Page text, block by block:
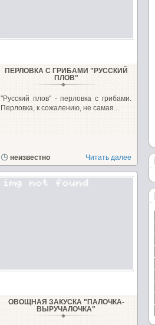
ПЕРЛОВКА С ГРИБАМИ "РУССКИЙ
ПЛОВ"
"Русский плов" - перловка с грибами.
Перловка, к сожалению, не самая...
неизвестно Читать далее
ОВОЩНАЯ ЗАКУСКА "ПАЛОЧКА-
ВЫРУЧАЛОЧКА"